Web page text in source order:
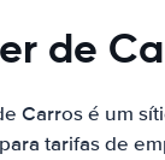
de
Carros é um
tarifas de